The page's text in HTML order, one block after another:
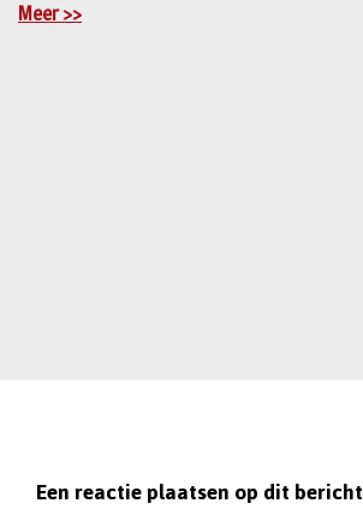
Meer >>
Een reactie plaatsen op dit bericht